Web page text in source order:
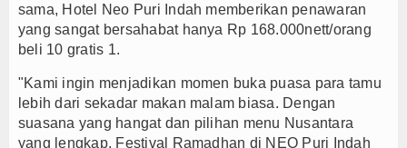
sama, Hotel Neo Puri Indah memberikan penawaran
yang sangat bersahabat hanya Rp 168.000nett/orang
beli 10 gratis 1.
"Kami ingin menjadikan momen buka puasa para tamu
lebih dari sekadar makan malam biasa. Dengan
suasana yang hangat dan pilihan menu Nusantara
yang lengkap, Festival Ramadhan di NEO Puri Indah